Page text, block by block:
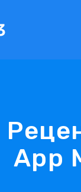
App